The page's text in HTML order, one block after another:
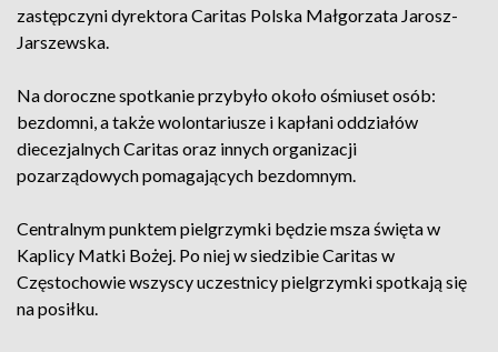
zastępczyni dyrektora Caritas Polska Małgorzata Jarosz-
Jarszewska.
Na doroczne spotkanie przybyło około ośmiuset osób:
bezdomni, a także wolontariusze i kapłani oddziałów
diecezjalnych Caritas oraz innych organizacji
pozarządowych pomagających bezdomnym.
Centralnym punktem pielgrzymki będzie msza święta w
Kaplicy Matki Bożej. Po niej w siedzibie Caritas w
Częstochowie wszyscy uczestnicy pielgrzymki spotkają się
na posiłku.